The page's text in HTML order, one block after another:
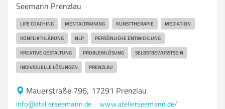
Seemann Prenzlau
LIFE COACHING MENTALTRAINING KUNSTTHERAPIE MEDIATION
KONFLIKTKLÄRUNG NLP PERSÖNLICHE ENTWICKLUNG
KREATIVE GESTALTUNG PROBLEMLÖSUNG SELBSTBEWUSSTSEIN
INDIVIDUELLE LÖSUNGEN PRENZLAU
Mauerstraße 796, 17291 Prenzlau
info@atelierseemann.de www.atelierseemann.de/